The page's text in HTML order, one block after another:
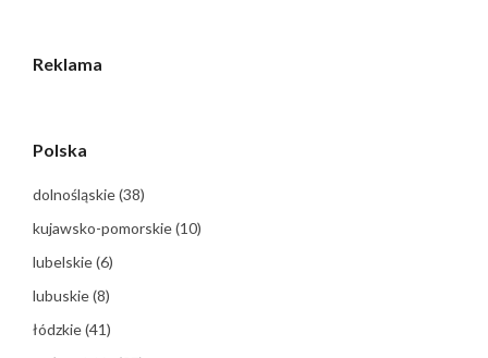
Reklama
Polska
dolnośląskie(38)
kujawsko-pomorskie(10)
lubelskie(6)
lubuskie(8)
łódzkie(41)